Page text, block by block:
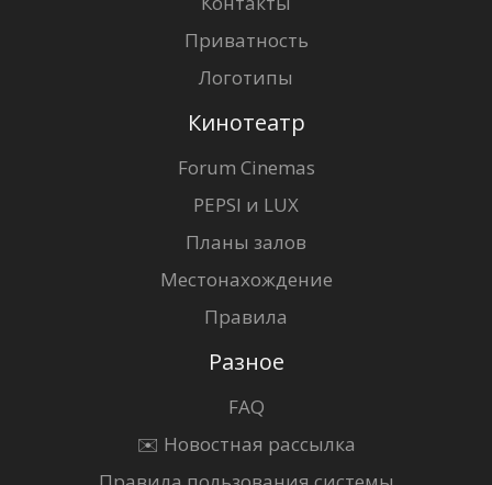
Приватность
Логотипы
Кинотеатр
Forum Cinemas
PEPSI и LUX
Планы залов
Местонахождение
Правила
Разное
FAQ
✉️ Новостная рассылка